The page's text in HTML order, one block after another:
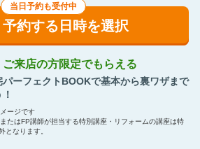
当日予約も受付中
予約する日時を選択
ご来店の方限定でもらえる
パーフェクトBOOKで基本から裏ワザまで
ージです
たはFP講師が担当する特別講座・リフォームの講座は特
となります。